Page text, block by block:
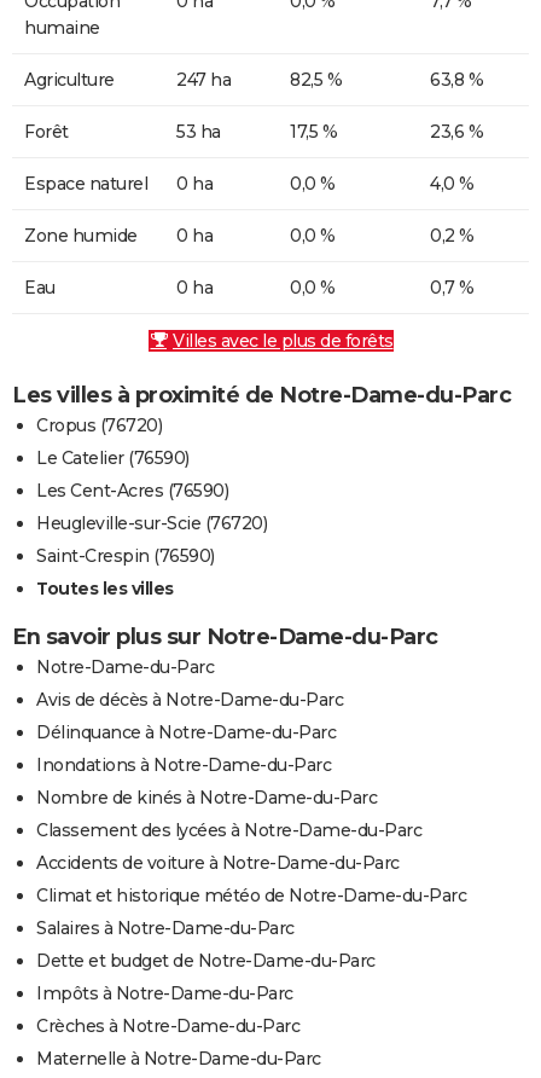
humaine
Agriculture 247 ha 82,5 % 63,8 %
Forêt 53 ha 17,5 % 23,6 %
Espace naturel 0 ha 0,0 % 4,0 %
Zone humide 0 ha 0,0 % 0,2 %
Eau 0 ha 0,0 % 0,7 %
Villes avec le plus de forêts
Les villes à proximité de Notre-Dame-du-Parc
Cropus (76720)
Le Catelier (76590)
Les Cent-Acres (76590)
Heugleville-sur-Scie (76720)
Saint-Crespin (76590)
Toutes les villes
En savoir plus sur Notre-Dame-du-Parc
Notre-Dame-du-Parc
Avis de décès à Notre-Dame-du-Parc
Délinquance à Notre-Dame-du-Parc
Inondations à Notre-Dame-du-Parc
Nombre de kinés à Notre-Dame-du-Parc
Classement des lycées à Notre-Dame-du-Parc
Accidents de voiture à Notre-Dame-du-Parc
Climat et historique météo de Notre-Dame-du-Parc
Salaires à Notre-Dame-du-Parc
Dette et budget de Notre-Dame-du-Parc
Impôts à Notre-Dame-du-Parc
Crèches à Notre-Dame-du-Parc
Maternelle à Notre-Dame-du-Parc